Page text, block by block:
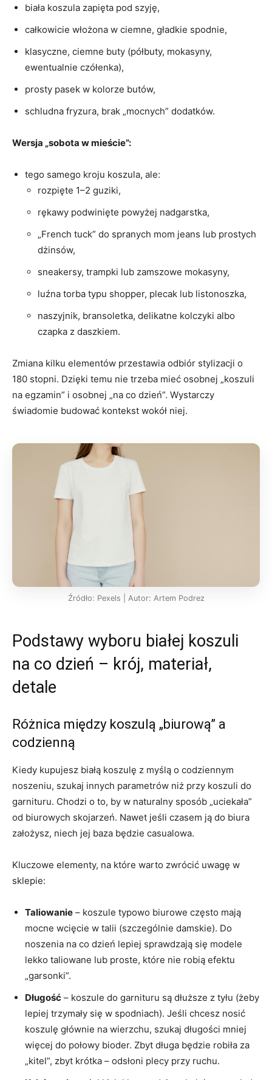
biała koszula zapięta pod szyję,
całkowicie włożona w ciemne, gładkie spodnie,
klasyczne, ciemne buty (półbuty, mokasyny,
ewentualnie czółenka),
prosty pasek w kolorze butów,
schludna fryzura, brak „mocnych” dodatków.
Wersja „sobota w mieście”:
tego samego kroju koszula, ale:
rozpięte 1–2 guziki,
rękawy podwinięte powyżej nadgarstka,
„French tuck” do spranych mom jeans lub prostych
dżinsów,
sneakersy, trampki lub zamszowe mokasyny,
luźna torba typu shopper, plecak lub listonoszka,
naszyjnik, bransoletka, delikatne kolczyki albo
czapka z daszkiem.
Zmiana kilku elementów przestawia odbiór stylizacji o
180 stopni. Dzięki temu nie trzeba mieć osobnej „koszuli
na egzamin” i osobnej „na co dzień”. Wystarczy
świadomie budować kontekst wokół niej.
Źródło: Pexels | Autor: Artem Podrez
Podstawy wyboru białej koszuli
na co dzień – krój, materiał,
detale
Różnica między koszulą „biurową” a
codzienną
Kiedy kupujesz białą koszulę z myślą o codziennym
noszeniu, szukaj innych parametrów niż przy koszuli do
garnituru. Chodzi o to, by w naturalny sposób „uciekała”
od biurowych skojarzeń. Nawet jeśli czasem ją do biura
założysz, niech jej baza będzie casualowa.
Kluczowe elementy, na które warto zwrócić uwagę w
sklepie:
Taliowanie – koszule typowo biurowe często mają
mocne wcięcie w talii (szczególnie damskie). Do
noszenia na co dzień lepiej sprawdzają się modele
lekko taliowane lub proste, które nie robią efektu
„garsonki”.
Długość – koszule do garnituru są dłuższe z tyłu (żeby
lepiej trzymały się w spodniach). Jeśli chcesz nosić
koszulę głównie na wierzchu, szukaj długości mniej
więcej do połowy bioder. Zbyt długa będzie robiła za
„kitel”, zbyt krótka – odsłoni plecy przy ruchu.